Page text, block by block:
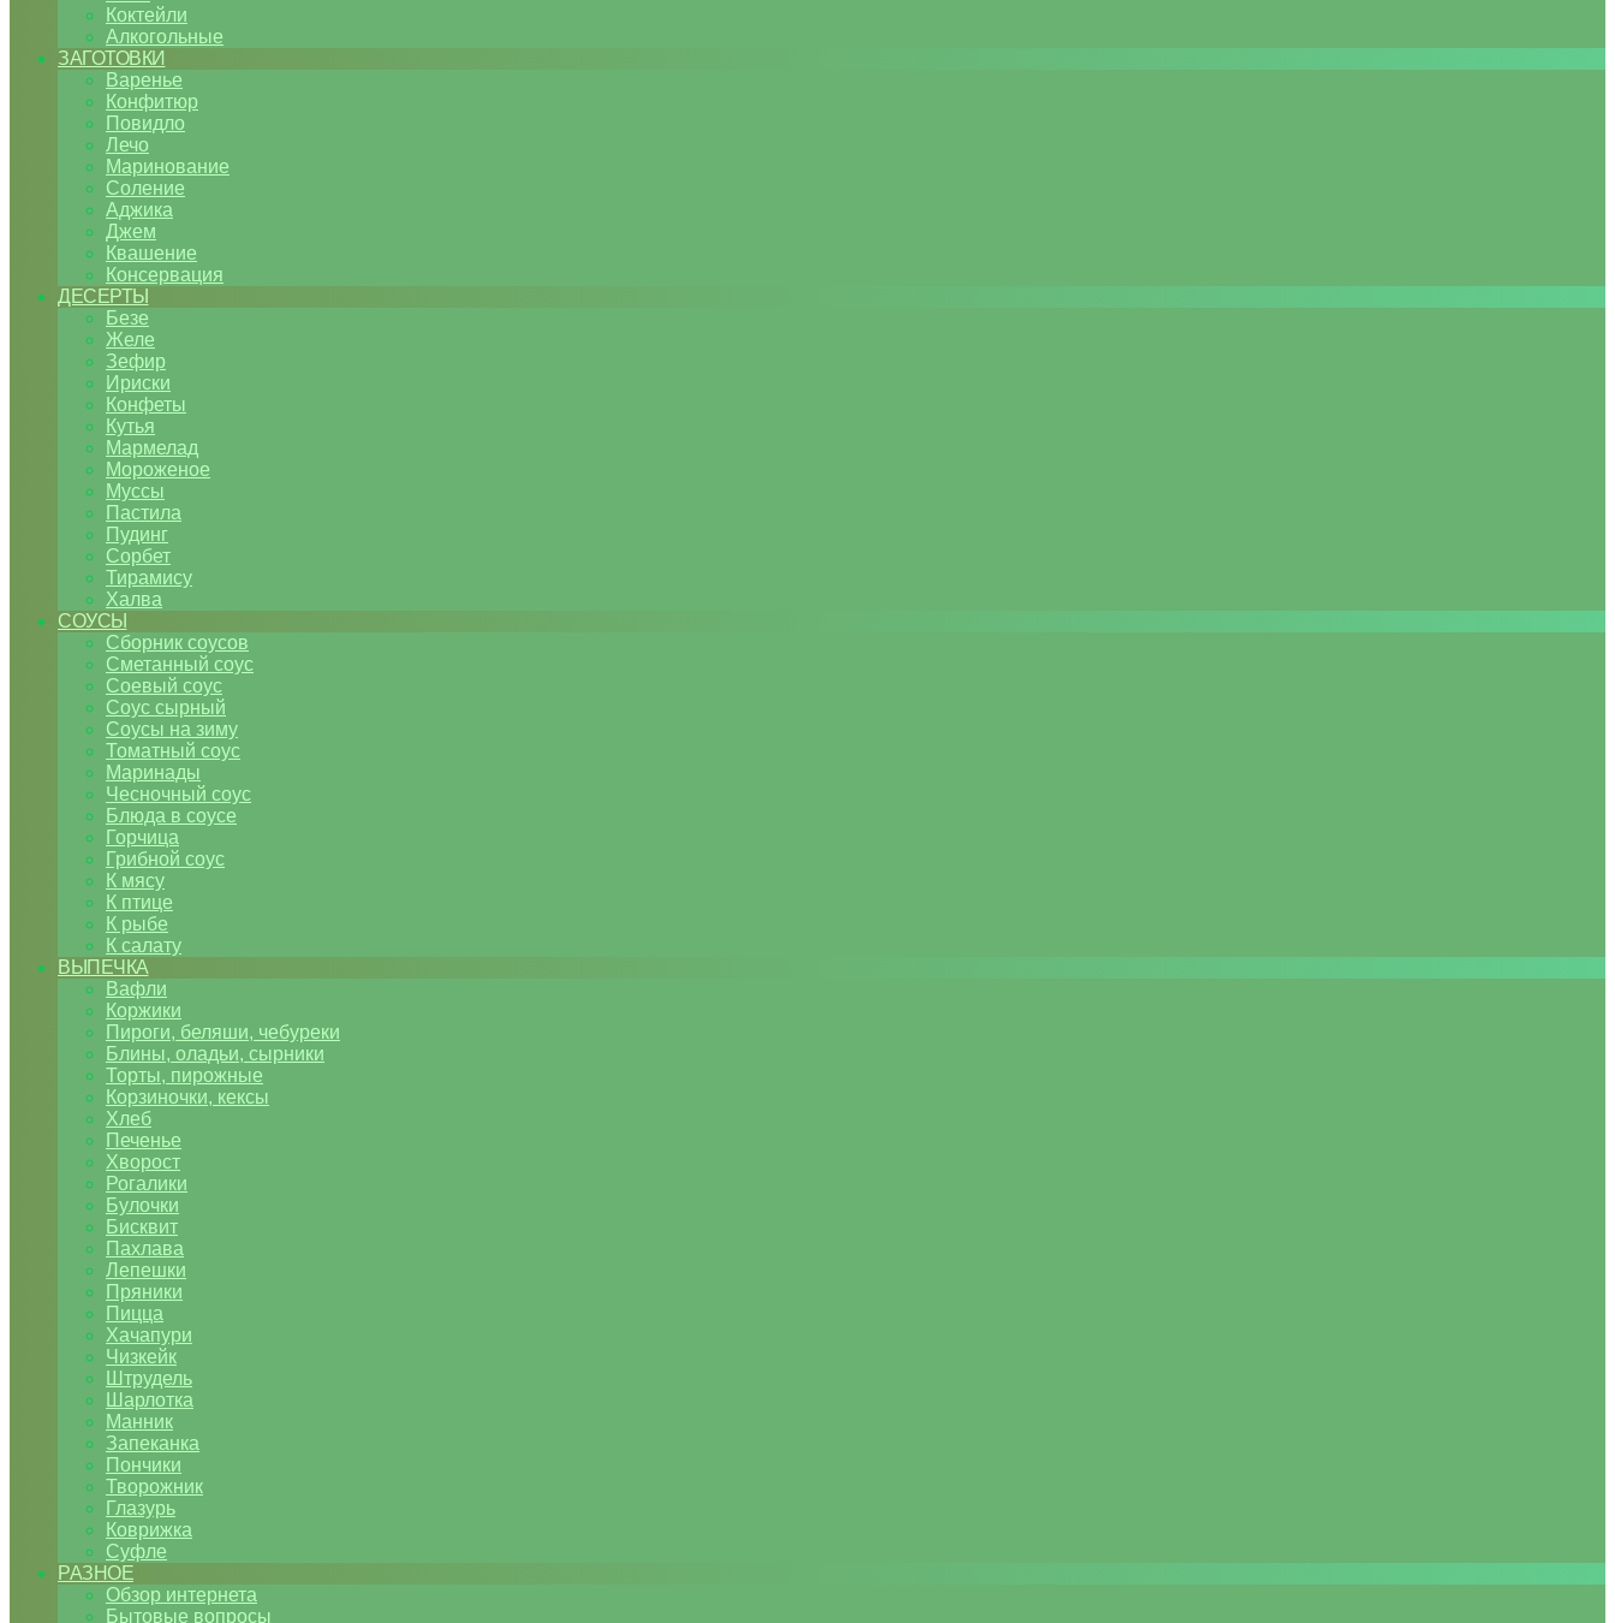
Коктейли
Алкогольные
ЗАГОТОВКИ
Варенье
Конфитюр
Повидло
Лечо
Маринование
Соление
Аджика
Джем
Квашение
Консервация
ДЕСЕРТЫ
Безе
Желе
Зефир
Ириски
Конфеты
Кутья
Мармелад
Мороженое
Муссы
Пастила
Пудинг
Сорбет
Тирамису
Халва
СОУСЫ
Сборник соусов
Сметанный соус
Соевый соус
Соус сырный
Соусы на зиму
Томатный соус
Маринады
Чесночный соус
Блюда в соусе
Горчица
Грибной соус
К мясу
К птице
К рыбе
К салату
ВЫПЕЧКА
Вафли
Коржики
Пироги, беляши, чебуреки
Блины, оладьи, сырники
Торты, пирожные
Корзиночки, кексы
Хлеб
Печенье
Хворост
Рогалики
Булочки
Бисквит
Пахлава
Лепешки
Пряники
Пицца
Хачапури
Чизкейк
Штрудель
Шарлотка
Манник
Запеканка
Пончики
Творожник
Глазурь
Коврижка
Суфле
РАЗНОЕ
Обзор интернета
Бытовые вопросы